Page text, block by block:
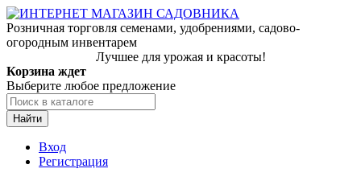
Розничная торговля семенами, удобрениями, садово-
огородным инвентарем
Лучшее для урожая и красоты!
Корзина ждет
Выберите любое предложение
Найти
Вход
Регистрация